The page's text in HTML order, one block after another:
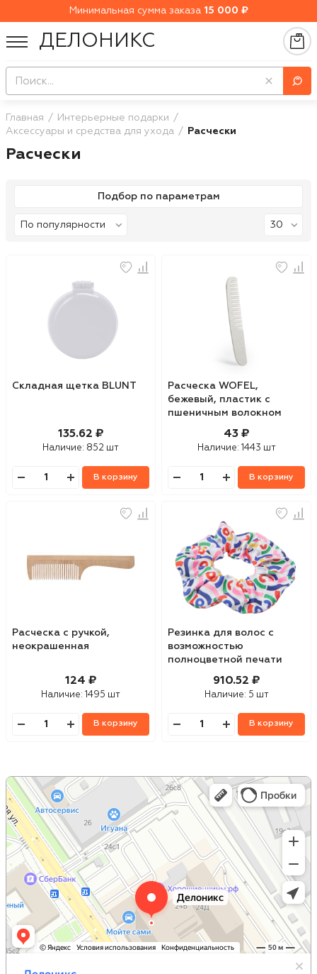
Минимальная сумма заказа 15 000 ₽
ДЕЛОНИКС
Главная
Интерьерные подарки
Аксессуары и средства для ухода
Расчески
Расчески
Подбор по параметрам
Складная щетка BLUNT
135.62 ₽
Наличие: 852 шт
В корзину
Расческа WOFEL,
бежевый, пластик с
пшеничным волокном
43 ₽
Наличие: 1443 шт
В корзину
Расческа с ручкой,
неокрашенная
124 ₽
Наличие: 1495 шт
В корзину
Резинка для волос с
возможностью
полноцветной печати
910.52 ₽
Наличие: 5 шт
В корзину